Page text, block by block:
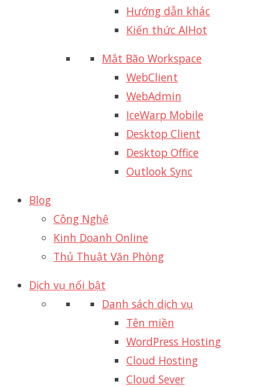
Hướng dẫn khác
Kiến thức AIHot
Mắt Bão Workspace
WebClient
WebAdmin
IceWarp Mobile
Desktop Client
Desktop Office
Outlook Sync
Blog
Công Nghệ
Kinh Doanh Online
Thủ Thuật Văn Phòng
Dịch vụ nổi bật
Danh sách dịch vụ
Tên miền
WordPress Hosting
Cloud Hosting
Cloud Sever